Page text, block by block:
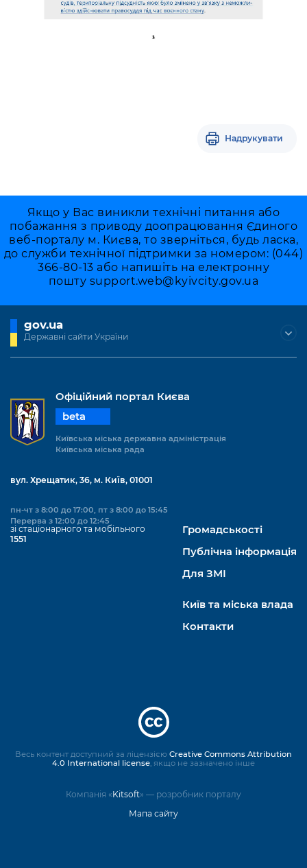
Надрукувати
Якщо у Вас виникли технічні питання або
побажання з приводу доопрацювання Єдиного
веб-порталу м. Києва, то зверніться, будь ласка,
до служби технічної підтримки за номером: (044)
366-80-13 або напишіть на електронну
пошту support.web@kyivcity.gov.ua
gov.ua
Державні сайти України
Офіційний портал Києва
beta
Київська міська державна адміністрація
Київська міська рада
вул. Хрещатик, 36, м. Київ, 01001
пн-чт з 8:00 до 17:00, пт з 8:00 до 15:45
Перерва з 12:00 до 12:45
зі стаціонарного та мобільного
1551
Громадськості
Публічна інформація
Для ЗМІ
Київ та міська влада
Контакти
Компанія «Kitsoft» — розробник порталу
Мапа сайту
Весь контент доступний за ліцензією Creative Commons Attribution
4.0 International license, якщо не зазначено інше